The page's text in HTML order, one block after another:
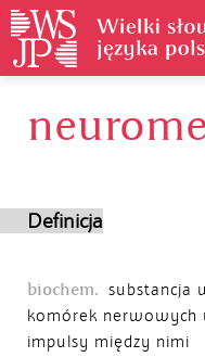
Definicja
biochem. substancja
komórek nerwowych
impulsy między nimi